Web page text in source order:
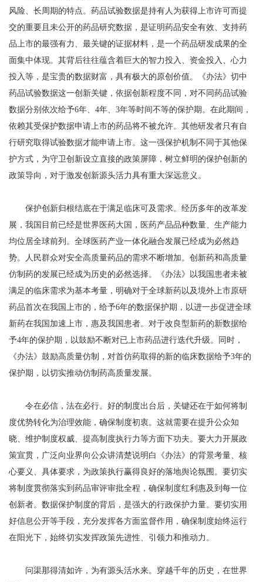
风险、长周期的特点。药品试验数据是持有人为获得上市许可而提
交的重要且未公开的药品研究数据，是证明药品安全有效、支持药
品上市的最强有力、最关键的证据材料，是一个药品研发成果的全
面集中体现。其背后往往蕴含着巨大的智力投入、资金投入、心力
投入等，是宝贵的数据财富，具有极大的原创价值。《办法》切中
药品试验数据这一创新关键，依据创新程度不同，对不同药品试验
数据分别依次给予6年、4年、3年等时间不等的保护期。在此期间，
依赖其受保护数据申请上市的药品将不被允许。其他研发者只有自
行研究取得试验数据才能申请上市。这一强保护机制不同于其他保
护方式，为守卫创新设立直接的政策屏障，树立鲜明的保护创新的
政策导向，对于激发创新源头活力具有重大深远意义。
保护创新归根结底在于满足临床可及需求。经历多年的改革发
展，我国目前已经是世界医药大国，医药产品品种数量、生产能力
均位居全球前列。全球医药产业一体化融合发展已经成为必然趋
势。人民群众对安全高质量药品的需求不断增加。创新药和高质量
仿制药的发展已经成为历史的必然选择。《办法》以我国患者未被
满足的临床需求为基本考量，明确对于全球新药以及境外上市原研
药品首次在我国上市的，给予6年的数据保护期，以进一步促进全球
新药在我国加速上市，惠及我国患者。对于改良型新药的新数据给
予4年的保护期，以鼓励不断对已上市药品进行迭代升级。同时，
《办法》鼓励高质量仿制，对首仿药取得的新的临床数据给予3年的
保护期，以切实推动仿制药高质量发展。
令在必信，法在必行。好的制度出台后，关键还在于如何将制
度优势转化为治理效能，确保制度初衷。这就需要在提升公众知
晓、维护制度权威、提高制度执行力等方面下功夫。要大力开展政
策宣贯，广泛向业界向公众讲清楚说明白《办法》的背景考量、核
心要义、具体要求，为政策执行赢得良好的落地舆论氛围。要切实
将制度贯彻落实到药品审评审批全程，确保制度红利惠及到每一位
创新者。数据保护制度的背后，是强大的行政保护力量。要切实用
好信息公开等手段，充分发挥各方面监督作用，确保制度始终运行
在阳光下，始终切实发挥政策先进性、引领力和推动力。
问渠那得清如许，为有源头活水来。穿越千年的历史，在世界